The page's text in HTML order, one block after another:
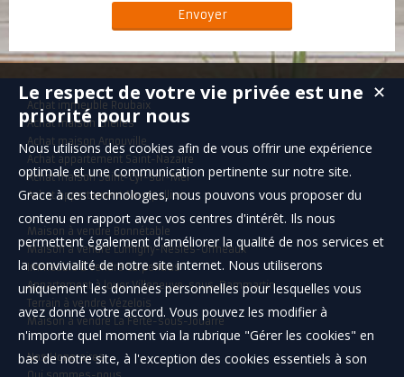
Achat immeuble Roubaix
Achat maison Chelles
Achat maison Arnouville
Achat appartement Saint-Nazaire
Achat maison Saint-Cyr-sur-Mer
Achat appartement Montpellier
Maison à vendre Bonnétable
Maison à vendre Lumigny-Nesles-Ormeaux
Immeuble à vendre Carpentras
Appartement à louer Villeneuve-sous-Dammartin
Terrain à vendre Vézelois
Maison à vendre La Ferté-sous-Jouarre
Nos Honoraires
✕
Le respect de votre vie privée est une
priorité pour nous
Nous utilisons des cookies afin de vous offrir une expérience
optimale et une communication pertinente sur notre site.
Grace à ces technologies, nous pouvons vous proposer du
contenu en rapport avec vos centres d'intérêt. Ils nous
permettent également d'améliorer la qualité de nos services et
la convivialité de notre site internet. Nous utiliserons
uniquement les données personnelles pour lesquelles vous
avez donné votre accord. Vous pouvez les modifier à
n'importe quel moment via la rubrique "Gérer les cookies" en
bas de notre site, à l'exception des cookies essentiels à son